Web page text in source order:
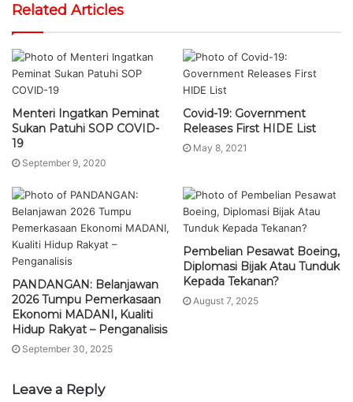
Related Articles
Menteri Ingatkan Peminat
Sukan Patuhi SOP COVID-
19
September 9, 2020
Covid-19: Government
Releases First HIDE List
May 8, 2021
PANDANGAN: Belanjawan
2026 Tumpu Pemerkasaan
Ekonomi MADANI, Kualiti
Hidup Rakyat – Penganalisis
September 30, 2025
Pembelian Pesawat Boeing,
Diplomasi Bijak Atau Tunduk
Kepada Tekanan?
August 7, 2025
Leave a Reply